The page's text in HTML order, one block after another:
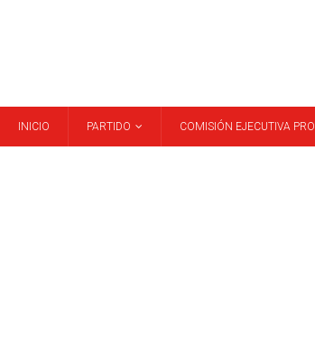
INICIO PARTIDO COMISIÓN EJECUTIVA